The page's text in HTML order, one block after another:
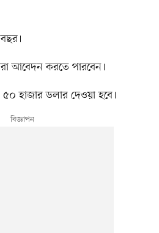
আবেদন করতে পারবেন।
৫০ হাজার ডলার দেওয়া হবে।